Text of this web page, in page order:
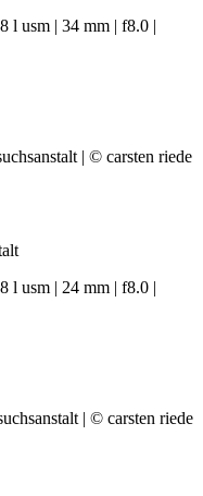
l usm | 34 mm | f8.0 |
l usm | 24 mm | f8.0 |